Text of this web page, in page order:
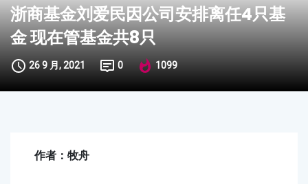
浙商基金刘爱民因公司安排离任4只基
金 现在管基金共8只
26 9 月, 2021 0 1099
作者：牧舟